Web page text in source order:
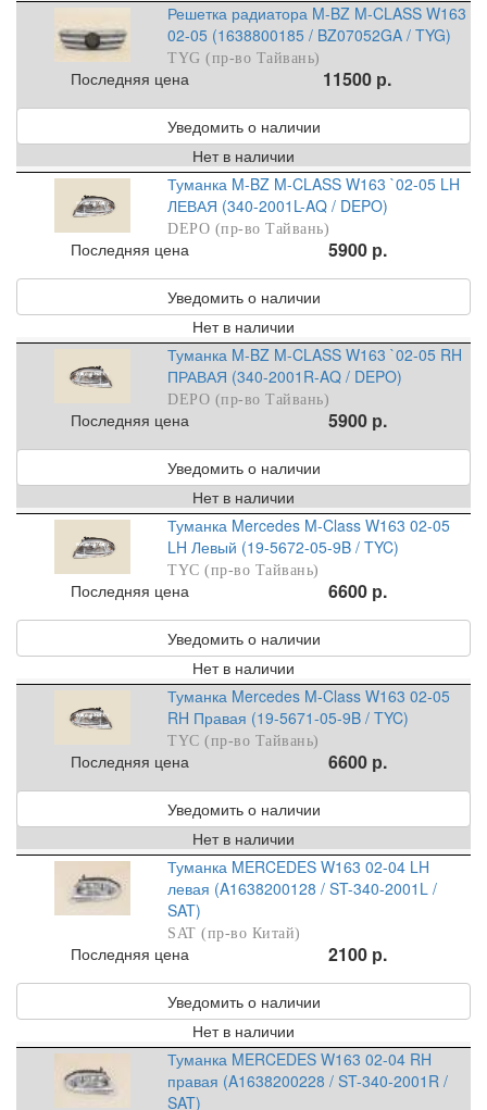
Решетка радиатора M-BZ M-CLASS W163
02-05 (1638800185 / BZ07052GA / TYG)
TYG (пр-во Тайвань)
Последняя цена 11500 р.
Уведомить о наличии
Нет в наличии
Туманка M-BZ M-CLASS W163 `02-05 LH
ЛЕВАЯ (340-2001L-AQ / DEPO)
DEPO (пр-во Тайвань)
Последняя цена 5900 р.
Уведомить о наличии
Нет в наличии
Туманка M-BZ M-CLASS W163 `02-05 RH
ПРАВАЯ (340-2001R-AQ / DEPO)
DEPO (пр-во Тайвань)
Последняя цена 5900 р.
Уведомить о наличии
Нет в наличии
Туманка Mercedes M-Class W163 02-05
LH Левый (19-5672-05-9B / TYC)
TYC (пр-во Тайвань)
Последняя цена 6600 р.
Уведомить о наличии
Нет в наличии
Туманка Mercedes M-Class W163 02-05
RH Правая (19-5671-05-9B / TYC)
TYC (пр-во Тайвань)
Последняя цена 6600 р.
Уведомить о наличии
Нет в наличии
Туманка MERCEDES W163 02-04 LH
левая (A1638200128 / ST-340-2001L /
SAT)
SAT (пр-во Китай)
Последняя цена 2100 р.
Уведомить о наличии
Нет в наличии
Туманка MERCEDES W163 02-04 RH
правая (A1638200228 / ST-340-2001R /
SAT)